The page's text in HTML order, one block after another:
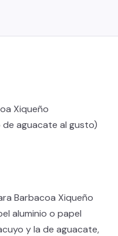
Xiqueño
aguacate al gusto)
Barbacoa Xiqueño
aluminio o papel
y la de aguacate,